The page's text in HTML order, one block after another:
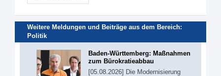
Weitere Meldungen und Beiträge aus dem Bereich:
Politik
Baden-Württemberg: Maßnahmen
zum Bürokratieabbau
[05.08.2026] Die Modernisierung